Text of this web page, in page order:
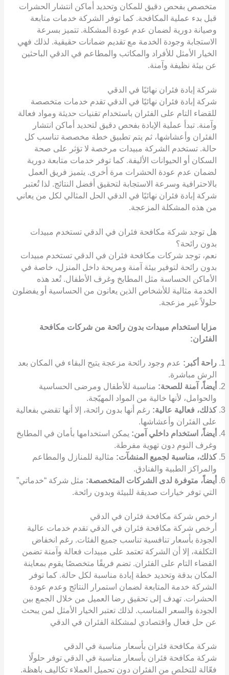
متخصص بفحص دقيق للمكان وتحديد أماكن انتشار الحشرات
قبل بدء عملية المكافحة. كما توفر الشركة خدمات متابعة
وصيانة دورية لضمان عدم عودة المشكلة. تتميز بسرعة
الاستجابة وجودة الخدمة مع تقديم ضمانات حقيقية. لذلك فهي
الخيار الأمثل للأفراد والمكاتب والمطاعم في الدقي الباحثين
عن بيئة نظيفة وآمنة.
شركة إبادة فئران نهائيًا في الدقي
شركة إبادة فئران نهائيًا في الدقي تقدم خدمات متخصصة
للقضاء التام على الفئران باستخدام تقنيات حديثة ومواد فعالة
وآمنة. تبدأ عملية الإبادة بفحص دقيق لتحديد أماكن انتشار
الفئران وأعشاشها، ثم يتم تطبيق خطة مخصصة تناسب كل
حالة. تستخدم الشركة مبيدات مرخصة لا تؤثر على صحة
السكان أو الحيوانات الأليفة. كما توفر خدمات متابعة دورية
لضمان عدم عودة الحشرات مرة أخرى. يتميز فريق العمل
بالاحترافية وسرعة الاستجابة لتحقيق أفضل النتائج. لذا تُعتبر
شركة إبادة فئران نهائيًا في الدقي الحل المثالي لكل من يعاني
من هذه المشكلة المزعجة.
هل توجد شركة مكافحة فئران في الدقي تستخدم مبيدات
بدون رائحة؟
نعم، توجد شركات مكافحة فئران في الدقي تستخدم مبيدات
بدون رائحة لتوفير بيئة آمنة ومريحة داخل المنزل، خاصة في
الأماكن الحساسة مثل المطابخ وغرف الأطفال. تُعد هذه
الخدمة مثالية للأشخاص الذين يعانون من الحساسية أو يفضلون
حلولاً غير مزعجة.
مزايا استخدام مبيدات بدون رائحة من شركات مكافحة
الفئران:
راحة أكبر: عدم وجود رائحة مزعجة يتيح البقاء في المكان بعد
الرش مباشرة.
أيضاً، آمنة للصحة: مناسبة للأطفال ومرضى الحساسية
والحوامل، لأنها خالية من المواد المهيّجة.
كذلك، فعالية عالية: رغم أنها بدون رائحة، إلا أنها تقضي بفعالية
على الفئران وأعشاشها.
أيضاً، استخدام داخلي آمن: يمكن استخدامها بأمان في المطابخ
وغرف النوم دون تهوية مفرطة.
كذلك، مناسبة لجميع المنشآت: مثالية للمنازل والمطاعم
والمراكز الطبية والفنادق.
أيضاً، متوفرة لدى الشركات المتخصصة: مثل شركة “خدماتي”
التي توفر خيارات صديقة للبيئة وبدون رائحة.
ارخص شركة مكافحة فئران في الدقي
أرخص شركة مكافحة فئران في الدقي تقدم خدمات عالية
الجودة بأسعار تنافسية تناسب جميع الفئات. رغم انخفاض
التكلفة، إلا أن الشركة تعتمد على مبيدات فعالة وآمنة تضمن
القضاء التام على الفئران. تضم فريقًا متخصصًا يقوم بمعاينة
المكان بدقة وتحديد خطة إبادة مناسبة لكل حالة. كما توفر
الشركة خدمة المتابعة لضمان استمرار النتائج وعدم عودة
الحشرات. تهدف إلى تحقيق رضا العميل من خلال الجمع بين
الجودة والسعر المناسب. لذلك تعتبر الخيار الأمثل لمن يبحث
عن حل فعال واقتصادي لمشكلة الفئران في الدقي
شركة مكافحة فئران بأسعار مناسبة في الدقي
شركة مكافحة فئران بأسعار مناسبة في الدقي توفر حلولًا
فعّالة للتخلص من الفئران دون تحميل العملاء تكاليف باهظة.